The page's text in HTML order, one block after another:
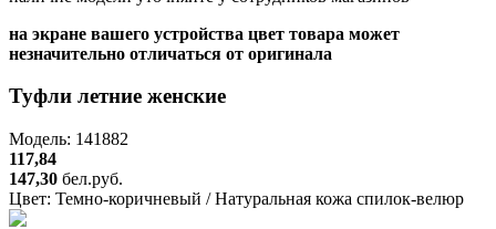
на экране вашего устройства цвет товара может
незначительно отличаться от оригинала
Туфли летние женские
Модель: 141882
117,84
147,30 бел.руб.
Цвет: Темно-коричневый / Натуральная кожа спилок-велюр